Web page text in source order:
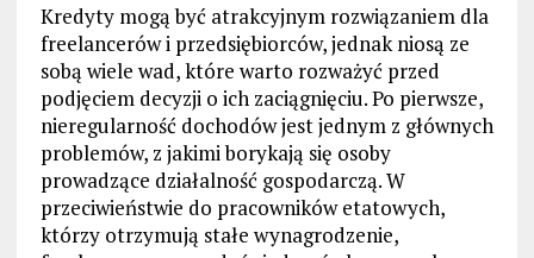
Kredyty mogą być atrakcyjnym rozwiązaniem dla
freelancerów i przedsiębiorców, jednak niosą ze
sobą wiele wad, które warto rozważyć przed
podjęciem decyzji o ich zaciągnięciu. Po pierwsze,
nieregularność dochodów jest jednym z głównych
problemów, z jakimi borykają się osoby
prowadzące działalność gospodarczą. W
przeciwieństwie do pracowników etatowych,
którzy otrzymują stałe wynagrodzenie,